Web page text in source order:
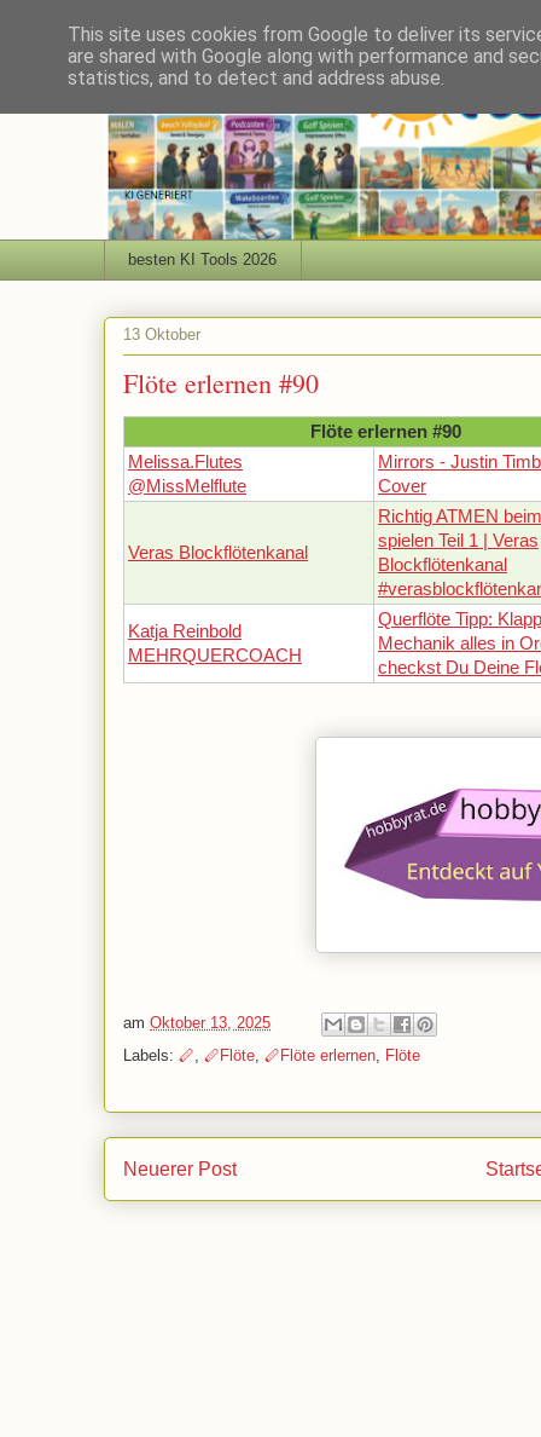
besten KI Tools 2026
13 Oktober
Flöte erlernen #90
Flöte erlernen #90
Melissa.Flutes
@MissMelflute
Mirrors - Justin
Cover
Veras Blockflötenkanal
Richtig ATMEN
spielen Teil 1 | Veras
Blockflötenkanal
Katja Reinbold
MEHRQUERCOACH
Querflöte Tipp:
Mechanik alles in
checkst Du Deine
am Oktober 13, 2025
Labels: 🪈 🪈Flöte 🪈Flöte erlernen Flöte
Neuerer Post
This site uses cookies from Google to deliver its
are shared with Google along with performance and
statistics, and to detect and address abuse.